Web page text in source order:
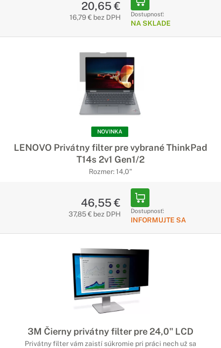
20,65 €
16,79 € bez DPH Dostupnosť:
NA SKLADE
NOVINKA
LENOVO Privátny filter pre vybrané ThinkPad
T14s 2v1 Gen1/2
Rozmer: 14,0"
46,55 €
37,85 € bez DPH Dostupnosť:
INFORMUJTE SA
3M Čierny privátny filter pre 24,0" LCD
Privátny filter vám zaistí súkromie pri práci nech už sa